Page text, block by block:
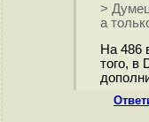
>
а
На 486
того, в